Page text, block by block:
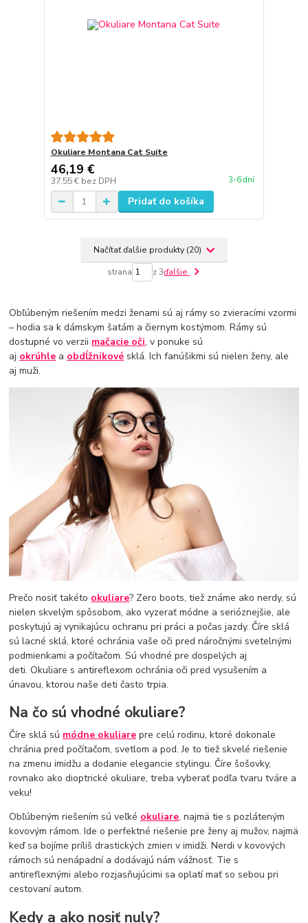
Okuliare Montana Cat Suite
46,19 €
37,55 € bez DPH 3-6 dní
Pridať do košíka
Načítať ďalšie produkty (20)
strana z 3ďalšie
Obľúbeným riešením medzi ženami sú aj rámy so zvieracími vzormi
– hodia sa k dámskym šatám a čiernym kostýmom. Rámy sú
dostupné vo verzii mačacie oči, v ponuke sú
aj okrúhle a obdĺžnikové sklá. Ich fanúšikmi sú nielen ženy, ale
aj muži.
Prečo nosiť takéto okuliare? Zero boots, tiež známe ako nerdy, sú
nielen skvelým spôsobom, ako vyzerať módne a serióznejšie, ale
poskytujú aj vynikajúcu ochranu pri práci a počas jazdy. Číre sklá
sú lacné sklá, ktoré ochránia vaše oči pred náročnými svetelnými
podmienkami a počítačom. Sú vhodné pre dospelých aj
deti. Okuliare s antireflexom ochránia oči pred vysušením a
únavou, ktorou naše deti často trpia.
Na čo sú vhodné okuliare?
Číre sklá sú módne okuliare pre celú rodinu, ktoré dokonale
chránia pred počítačom, svetlom a pod. Je to tiež skvelé riešenie
na zmenu imidžu a dodanie elegancie stylingu. Číre šošovky,
rovnako ako dioptrické okuliare, treba vyberať podľa tvaru tváre a
veku!
Obľúbeným riešením sú veľké okuliare, najmä tie s pozláteným
kovovým rámom. Ide o perfektné riešenie pre ženy aj mužov, najmä
keď sa bojíme príliš drastických zmien v imidži. Nerdi v kovových
rámoch sú nenápadní a dodávajú nám vážnosť. Tie s
antireflexnými alebo rozjasňujúcimi sa oplatí mať so sebou pri
cestovaní autom.
Kedy a ako nosiť nuly?